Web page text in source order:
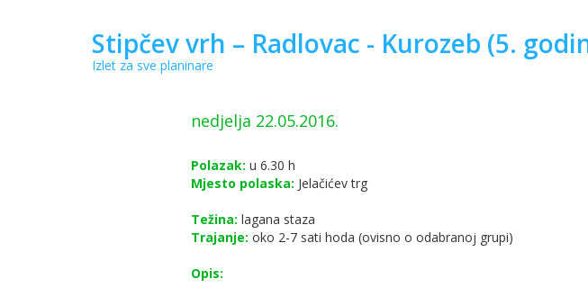
Stipčev vrh – Radlovac - Kurozeb (5.
Izlet za sve planinare
nedjelja 22.05.2016.
Polazak: u 6.30 h
Mjesto polaska: Jelačićev trg
Težina: lagana staza
Trajanje: oko 2-7 sati hoda (ovisno o odabranoj grupi)
Opis: